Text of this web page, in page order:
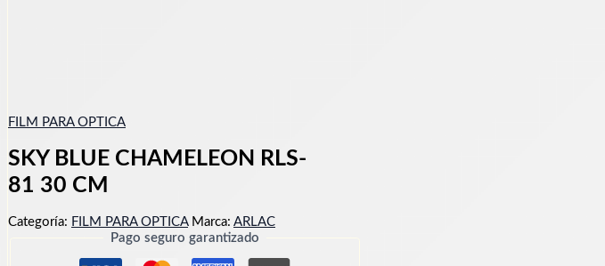
FILM PARA OPTICA
SKY BLUE CHAMELEON RLS-
81 30 CM
Categoría: FILM PARA OPTICA Marca: ARLAC
Pago seguro garantizado